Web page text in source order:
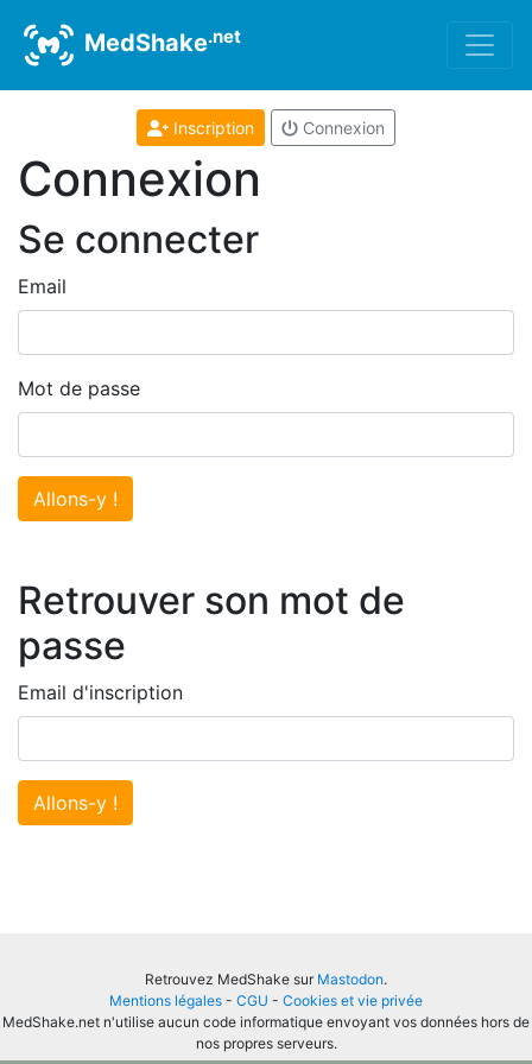
MedShake.net
Inscription Connexion
Connexion
Se connecter
Email
Mot de passe
Allons-y !
Retrouver son mot de
passe
Email d'inscription
Allons-y !
Retrouvez MedShake sur Mastodon.
Mentions légales - CGU - Cookies et vie privée
MedShake.net n'utilise aucun code informatique envoyant vos données hors de
nos propres serveurs.